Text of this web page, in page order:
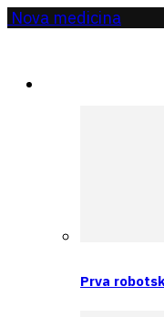
Nova medicina
Prva